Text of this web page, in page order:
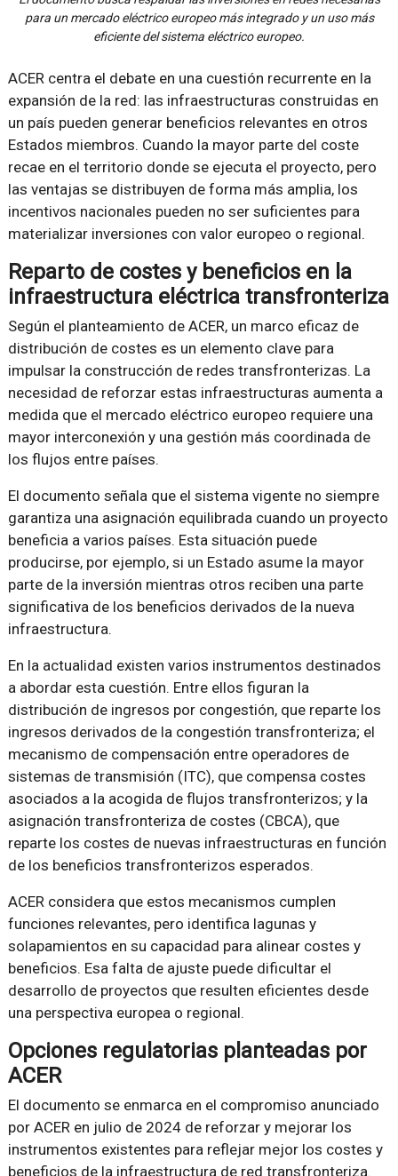
para un mercado eléctrico europeo más integrado y un uso más
eficiente del sistema eléctrico europeo.
ACER centra el debate en una cuestión recurrente en la
expansión de la red: las infraestructuras construidas en
un país pueden generar beneficios relevantes en otros
Estados miembros. Cuando la mayor parte del coste
recae en el territorio donde se ejecuta el proyecto, pero
las ventajas se distribuyen de forma más amplia, los
incentivos nacionales pueden no ser suficientes para
materializar inversiones con valor europeo o regional.
Reparto de costes y beneficios en la
infraestructura eléctrica transfronteriza
Según el planteamiento de ACER, un marco eficaz de
distribución de costes es un elemento clave para
impulsar la construcción de redes transfronterizas. La
necesidad de reforzar estas infraestructuras aumenta a
medida que el mercado eléctrico europeo requiere una
mayor interconexión y una gestión más coordinada de
los flujos entre países.
El documento señala que el sistema vigente no siempre
garantiza una asignación equilibrada cuando un proyecto
beneficia a varios países. Esta situación puede
producirse, por ejemplo, si un Estado asume la mayor
parte de la inversión mientras otros reciben una parte
significativa de los beneficios derivados de la nueva
infraestructura.
En la actualidad existen varios instrumentos destinados
a abordar esta cuestión. Entre ellos figuran la
distribución de ingresos por congestión, que reparte los
ingresos derivados de la congestión transfronteriza; el
mecanismo de compensación entre operadores de
sistemas de transmisión (ITC), que compensa costes
asociados a la acogida de flujos transfronterizos; y la
asignación transfronteriza de costes (CBCA), que
reparte los costes de nuevas infraestructuras en función
de los beneficios transfronterizos esperados.
ACER considera que estos mecanismos cumplen
funciones relevantes, pero identifica lagunas y
solapamientos en su capacidad para alinear costes y
beneficios. Esa falta de ajuste puede dificultar el
desarrollo de proyectos que resulten eficientes desde
una perspectiva europea o regional.
Opciones regulatorias planteadas por
ACER
El documento se enmarca en el compromiso anunciado
por ACER en julio de 2024 de reforzar y mejorar los
instrumentos existentes para reflejar mejor los costes y
beneficios de la infraestructura de red transfronteriza.